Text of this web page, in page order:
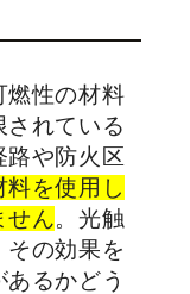
燃性の材料
されている
や防火区
を使用し
せん。光触
その効果を
るかどう